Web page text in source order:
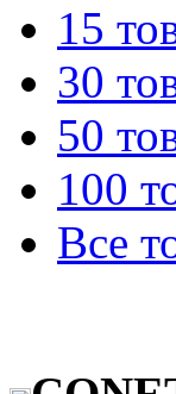
15
30
50
100
Все